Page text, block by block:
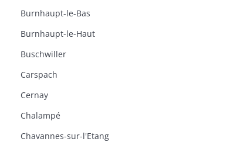
Burnhaupt-le-Bas
Burnhaupt-le-Haut
Buschwiller
Carspach
Cernay
Chalampé
Chavannes-sur-l'Etang